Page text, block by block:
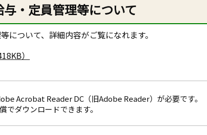
・定員管理等について
について、詳細内容がご覧になれます。
）
Acrobat Reader DC（旧Adobe Reader）が必要です。
でダウンロードできます。